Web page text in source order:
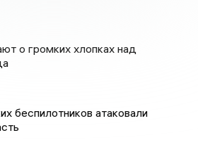
о громких хлопках над
беспилотников атаковали